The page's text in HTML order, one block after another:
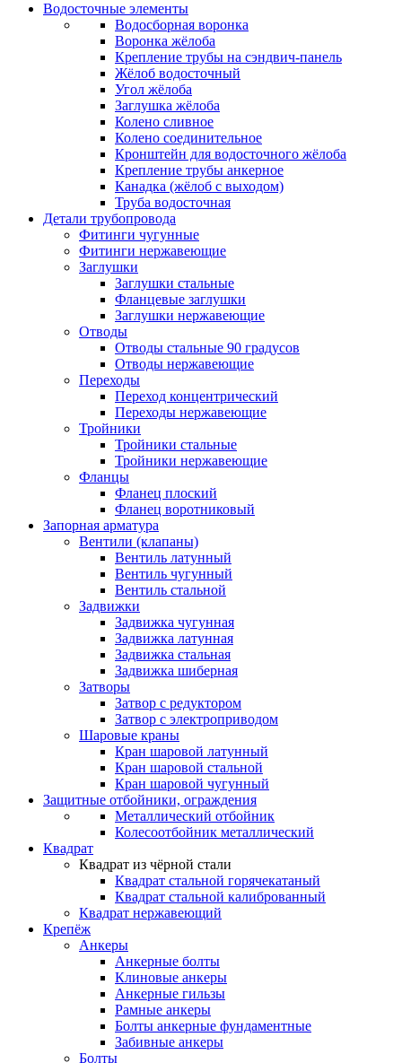
Водосточные элементы
Водосборная воронка
Воронка жёлоба
Крепление трубы на сэндвич-панель
Жёлоб водосточный
Угол жёлоба
Заглушка жёлоба
Колено сливное
Колено соединительное
Кронштейн для водосточного жёлоба
Крепление трубы анкерное
Канадка (жёлоб с выходом)
Труба водосточная
Детали трубопровода
Фитинги чугунные
Фитинги нержавеющие
Заглушки
Заглушки стальные
Фланцевые заглушки
Заглушки нержавеющие
Отводы
Отводы стальные 90 градусов
Отводы нержавеющие
Переходы
Переход концентрический
Переходы нержавеющие
Тройники
Тройники стальные
Тройники нержавеющие
Фланцы
Фланец плоский
Фланец воротниковый
Запорная арматура
Вентили (клапаны)
Вентиль латунный
Вентиль чугунный
Вентиль стальной
Задвижки
Задвижка чугунная
Задвижка латунная
Задвижка стальная
Задвижка шиберная
Затворы
Затвор с редуктором
Затвор с электроприводом
Шаровые краны
Кран шаровой латунный
Кран шаровой стальной
Кран шаровой чугунный
Защитные отбойники, ограждения
Металлический отбойник
Колесоотбойник металлический
Квадрат
Квадрат из чёрной стали
Квадрат стальной горячекатаный
Квадрат стальной калиброванный
Квадрат нержавеющий
Крепёж
Анкеры
Анкерные болты
Клиновые анкеры
Анкерные гильзы
Рамные анкеры
Болты анкерные фундаментные
Забивные анкеры
Болты